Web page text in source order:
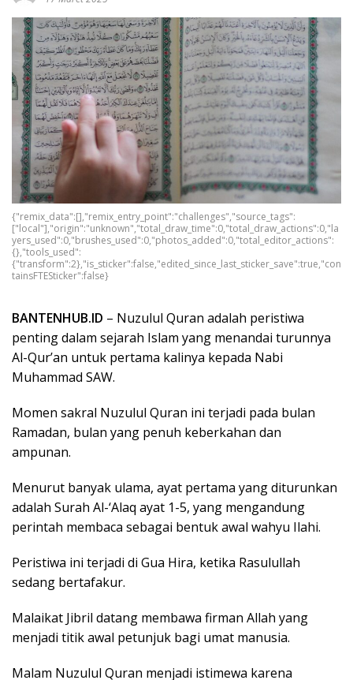
{"remix_data":[],"remix_entry_point":"challenges","source_tags":
["local"],"origin":"unknown","total_draw_time":0,"total_draw_actions":0,"la
yers_used":0,"brushes_used":0,"photos_added":0,"total_editor_actions":
{},"tools_used":
{"transform":2},"is_sticker":false,"edited_since_last_sticker_save":true,"con
tainsFTESticker":false}
BANTENHUB.ID – Nuzulul Quran adalah peristiwa
penting dalam sejarah Islam yang menandai turunnya
Al-Qur’an untuk pertama kalinya kepada Nabi
Muhammad SAW.
Momen sakral Nuzulul Quran ini terjadi pada bulan
Ramadan, bulan yang penuh keberkahan dan
ampunan.
Menurut banyak ulama, ayat pertama yang diturunkan
adalah Surah Al-‘Alaq ayat 1-5, yang mengandung
perintah membaca sebagai bentuk awal wahyu Ilahi.
Peristiwa ini terjadi di Gua Hira, ketika Rasulullah
sedang bertafakur.
Malaikat Jibril datang membawa firman Allah yang
menjadi titik awal petunjuk bagi umat manusia.
Malam Nuzulul Quran menjadi istimewa karena